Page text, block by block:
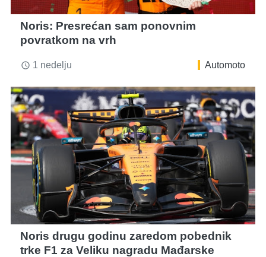
Noris: Presrećan sam ponovnim
povratkom na vrh
access_time 1 nedelju Automoto
Noris drugu godinu zaredom pobednik
trke F1 za Veliku nagradu Mađarske